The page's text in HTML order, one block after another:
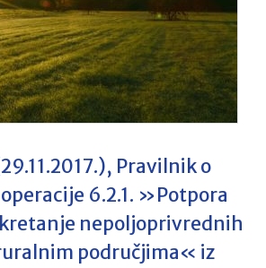
Pravilnik o
6.2.1. »Potpora
nepoljoprivrednih
područjima« iz